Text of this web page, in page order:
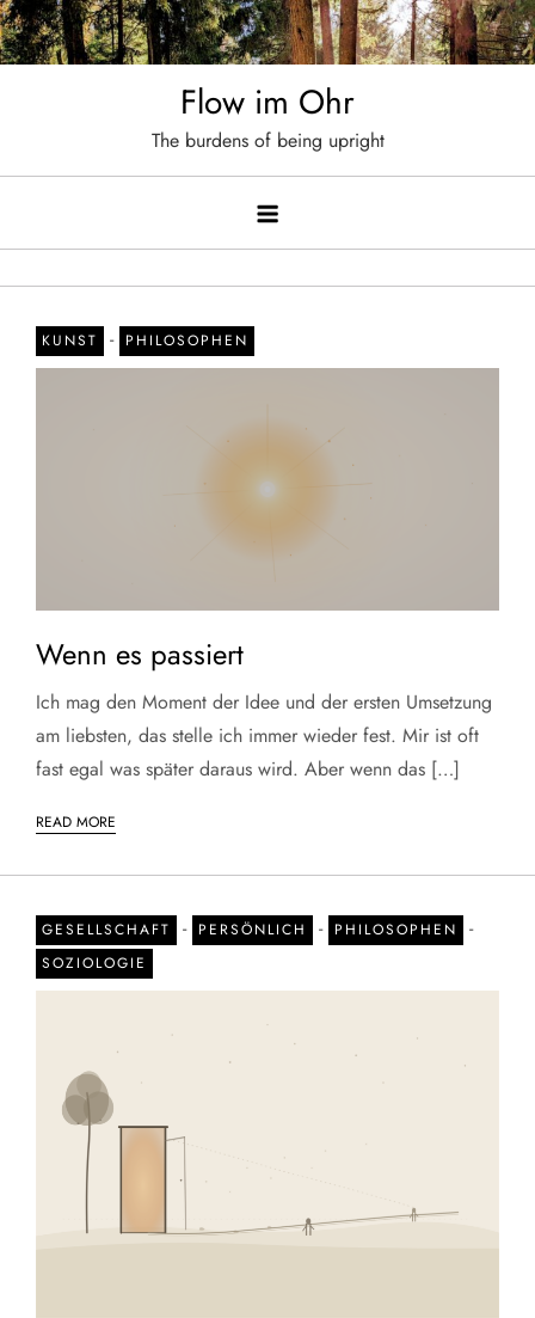
Skip
to
Flow im Ohr
The burdens of being upright
KUNST - PHILOSOPHEN
Wenn es passiert
Ich mag den Moment der Idee und der ersten Umsetzung
am liebsten, das stelle ich immer wieder fest. Mir ist oft
fast egal was später daraus wird. Aber wenn das […]
READ MORE
GESELLSCHAFT - PERSÖNLICH - PHILOSOPHEN -
SOZIOLOGIE